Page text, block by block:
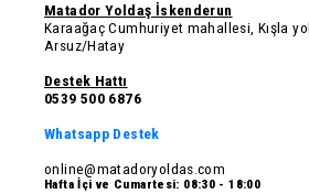
Matador Yoldaş İskenderun
Karaağaç Cumhuriyet mahallesi, Kışla
Arsuz/Hatay
Destek Hattı
0539 500 6876
Whatsapp Destek
online@matadoryoldas.com
Hafta İçi ve Cumartesi: 08:30 - 18:00